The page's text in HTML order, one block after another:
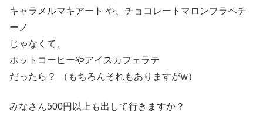
キャラメルマキアート や、チョコレートマロンフラペチ
ーノ
じゃなくて、
ホットコーヒーやアイスカフェラテ
だったら？ （もちろんそれもありますがw）
みなさん500円以上も出して行きますか？